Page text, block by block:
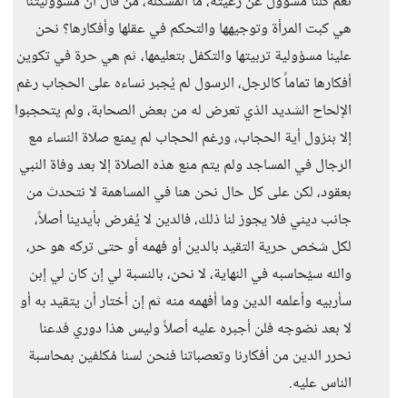
هي كبت المرأة وتوجيهها والتحكم في عقلها وأفكارها؟ نحن
علينا مسؤولية تربيتها والتكفل بتعليمها، ثم هي حرة في تكوين
أفكارها تماماً كالرجل، الرسول لم يُجبر نساءه على الحجاب رغم
الإلحاح الشديد الذي تعرض له من بعض الصحابة، ولم يتحجبوا
إلا بنزول أية الحجاب، ورغم الحجاب لم يمنع صلاة النساء مع
الرجال في المساجد ولم يتم منع هذه الصلاة إلا بعد وفاة النبي
بعقود، لكن على كل حال نحن هنا في المساهمة لا نتحدث من
جانب ديني فلا يجوز لنا ذلك، فالدين لا يُفرض بأيدينا أصلاً،
لكل شخص حرية التقيد بالدين أو فهمه أو حتى تركه هو حر،
والله سيُحاسبه في النهاية، لا نحن، بالنسبة لي إن كان لي إبن
سأربيه وأعلمه الدين وما أفهمه منه ثم إن أختار أن يتقيد به أو
لا بعد نضوجه فلن أجبره عليه أصلاً وليس هذا دوري فدعنا
نحرر الدين من أفكارنا وتعصباتنا فنحن لسنا مُكلفين بمحاسبة
الناس عليه.